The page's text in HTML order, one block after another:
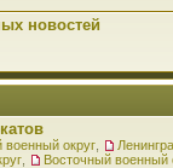
новостей
военный округ
Восточный военный